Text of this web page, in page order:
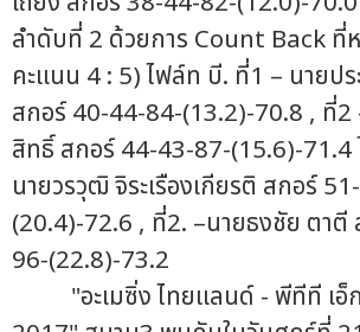
ลำดับที่ 2 ด้วยการ Count Back ที่
คะแนน 4 : 5) ไฟล์ท บี. ที่1 – นายป
สกอร์ 40-44-84-(13.2)-70.8 , ที่2
สิทธิ์ สกอร์ 44-43-87-(15.6)-71.4
นายวรวุฒิ จิระเรืองเกียรติ สกอร์
(20.4)-72.6 , ที่2. –นายธงชัย ตาตี
96-(22.8)-73.2
"อะเมซิ่ง ไทยแลนด์ - พีทีที เอ็